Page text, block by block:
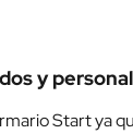
y
Start ya